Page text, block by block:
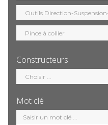
Constructeurs
Sélection
constructeur
Mot clé
Mot
clé